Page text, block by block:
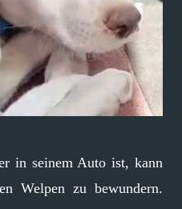
in seinem Auto ist, kann
Welpen zu bewundern.